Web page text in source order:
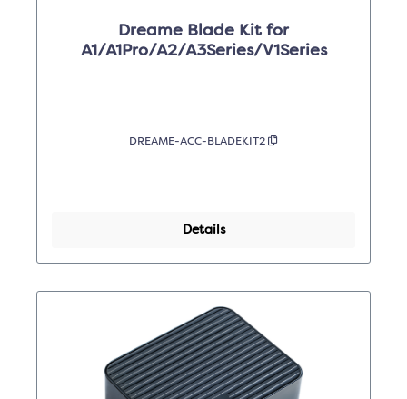
Dreame Blade Kit for
A1/A1Pro/A2/A3Series/V1Series
DREAME-ACC-BLADEKIT2
Details